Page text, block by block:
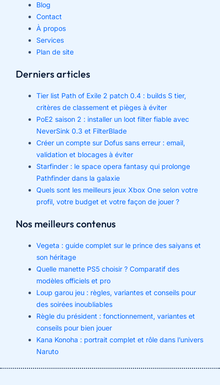
Blog
Contact
À propos
Services
Plan de site
Derniers articles
Tier list Path of Exile 2 patch 0.4 : builds S tier,
critères de classement et pièges à éviter
PoE2 saison 2 : installer un loot filter fiable avec
NeverSink 0.3 et FilterBlade
Créer un compte sur Dofus sans erreur : email,
validation et blocages à éviter
Starfinder : le space opera fantasy qui prolonge
Pathfinder dans la galaxie
Quels sont les meilleurs jeux Xbox One selon votre
profil, votre budget et votre façon de jouer ?
Nos meilleurs contenus
Vegeta : guide complet sur le prince des saiyans et
son héritage
Quelle manette PS5 choisir ? Comparatif des
modèles officiels et pro
Loup garou jeu : règles, variantes et conseils pour
des soirées inoubliables
Règle du président : fonctionnement, variantes et
conseils pour bien jouer
Kana Konoha : portrait complet et rôle dans l’univers
Naruto